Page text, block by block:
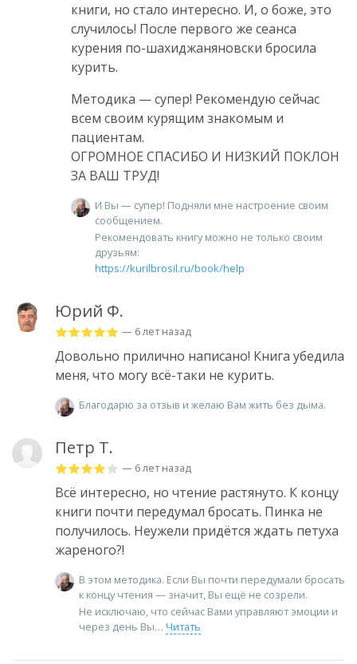
книги, но стало интересно. И, о боже, это
случилось! После первого же сеанса
курения по-шахиджаняновски бросила
курить.
Методика — супер! Рекомендую сейчас
всем своим курящим знакомым и
пациентам.
ОГРОМНОЕ СПАСИБО И НИЗКИЙ ПОКЛОН
ЗА ВАШ ТРУД!
И Вы — супер! Подняли мне настроение своим
сообщением.
Рекомендовать книгу можно не только своим
друзьям:
https://kurilbrosil.ru/book/help
Юрий Ф.
— 6 лет назад
Довольно прилично написано! Книга убедила
меня, что могу всё-таки не курить.
Благодарю за отзыв и желаю Вам жить без дыма.
Петр Т.
— 6 лет назад
Всё интересно, но чтение растянуто. К концу
книги почти передумал бросать. Пинка не
получилось. Неужели придётся ждать петуха
жареного?!
В этом методика. Если Вы почти передумали бросать
к концу чтения — значит, Вы ещё не созрели.
Не исключаю, что сейчас Вами управляют эмоции и
через день Вы
Читать